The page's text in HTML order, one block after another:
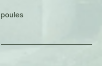
poules